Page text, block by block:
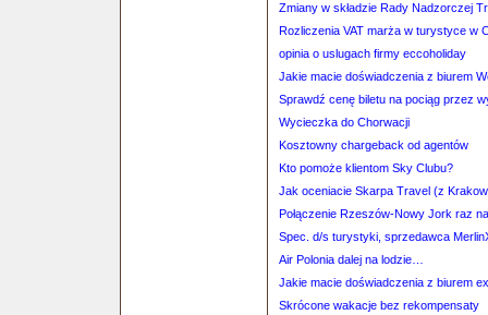
Zmiany w składzie Rady Nadzorczej
Rozliczenia VAT marża w turystyce w
opinia o uslugach firmy eccoholiday
Jakie macie doświadczenia z biurem
Sprawdź cenę biletu na pociąg przez
Wycieczka do Chorwacji
Kosztowny chargeback od agentów
Kto pomoże klientom Sky Clubu?
Jak oceniacie Skarpa Travel (z
Połączenie Rzeszów-Nowy Jork raz
Spec. d/s turystyki, sprzedawca
Air Polonia dalej na lodzie…
Jakie macie doświadczenia z biurem
Skrócone wakacje bez rekompensaty